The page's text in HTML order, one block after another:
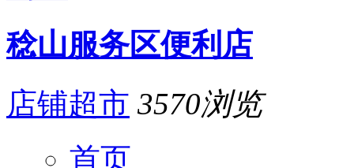
稔山服务区便利店
店铺超市 3570浏览
首页